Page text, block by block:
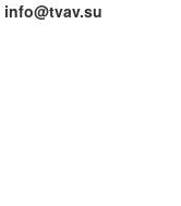
info@tvav.su